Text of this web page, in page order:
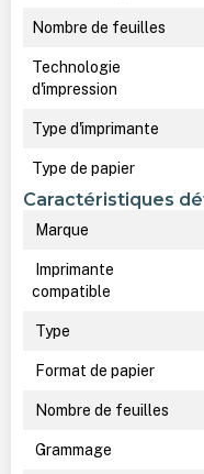
Nombre de feuilles
Technologie
d'impression
Type d'imprimante
Type de papier
Caractéristiques
Marque
Imprimante
compatible
Type
Format de papier
Nombre de feuilles
Grammage